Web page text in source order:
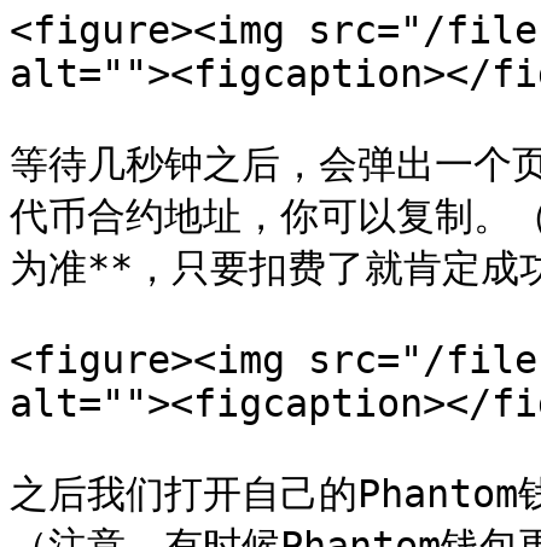
<figure><img src="/files/
alt=""><figcaption></
等待几秒钟之后，会弹出一个
代币合约地址，你可以复制。
为准**，只要扣费了就肯定成
<figure><img src="/files/
alt=""><figcaption></
之后我们打开自己的